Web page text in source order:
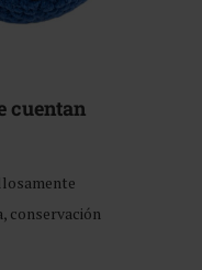
cuentan
conservación